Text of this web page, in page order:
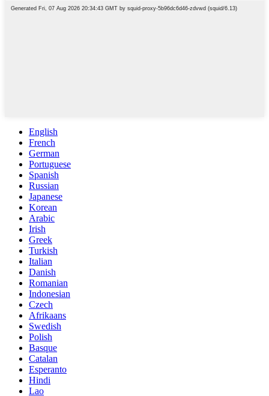
English
French
German
Portuguese
Spanish
Russian
Japanese
Korean
Arabic
Irish
Greek
Turkish
Italian
Danish
Romanian
Indonesian
Czech
Afrikaans
Swedish
Polish
Basque
Catalan
Esperanto
Hindi
Lao